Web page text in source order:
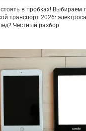
в пробках! Выбираем
транспорт 2026:
Честный разбор